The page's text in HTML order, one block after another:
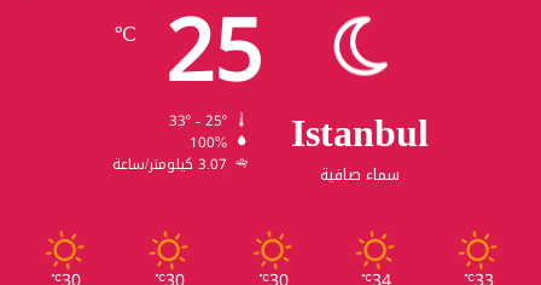
Istanbul
سماء صافية
25
℃
100%
3.07 كيلومتر/ساعة
℃
℃
℃
℃
℃